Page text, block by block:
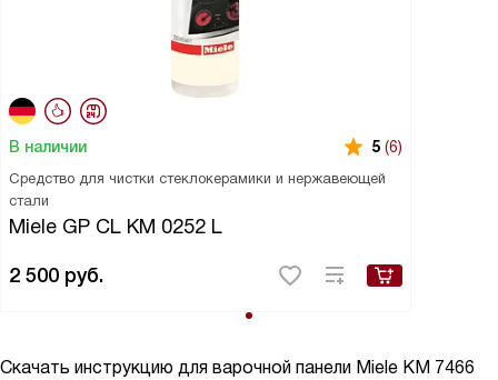
В наличии 5 (6)
Средство для чистки стеклокерамики и нержавеющей
стали
Miele GP CL KM 0252 L
2 500 руб.
Скачать инструкцию для варочной панели Miele KM 7466